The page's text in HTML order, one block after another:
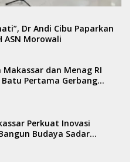
Dr Andi Cibu Paparkan
ASN Morowali
dan Menag RI
Pertama Gerbang
Perkuat Inovasi
Budaya Sadar